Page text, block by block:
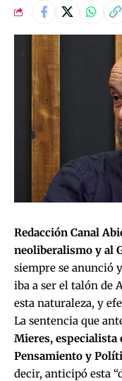
Redacción Canal
neoliberalismo y al
siempre se anunció
iba a ser el talón de
esta naturaleza, y
La sentencia que
Mieres,
Pensamiento y
decir, anticipó esta